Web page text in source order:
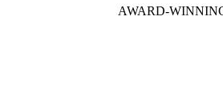
AWARD-